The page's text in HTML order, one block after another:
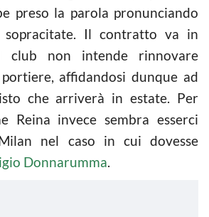
preso la parola pronunciando
sopracitate. Il contratto va in
club non intende rinnovare
affidandosi dunque ad
che arriverà in estate. Per
Reina invece sembra esserci
nel caso in cui dovesse
Donnarumma.